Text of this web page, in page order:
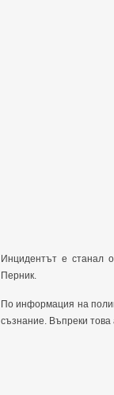
Инцидентът е станал
Перник.
По информация на
съзнание. Въпреки